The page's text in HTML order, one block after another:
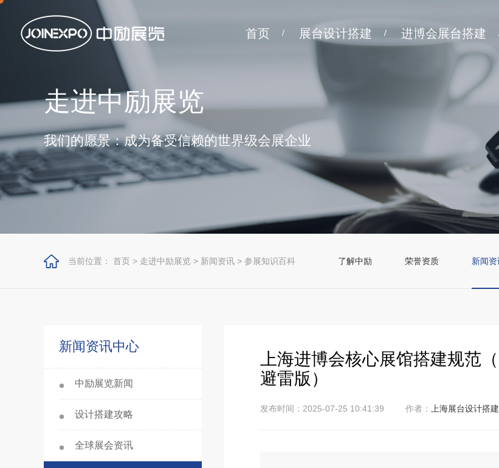
首页 / 展台设计搭建 / 进博会展台搭建
走进中励展览
我们的愿景：成为备受信赖的世界级会展企业
当前位置： 首页 > 走进中励展览 > 新闻资讯 > 参展知识百科 了解中励 荣誉资质 新闻资
新闻资讯中心
中励展览新闻
设计搭建攻略
全球展会资讯
上海进博会核心展馆搭建规范
避雷版）
发布时间：2025-07-25 10:41:39 作者： 上海展台设计搭